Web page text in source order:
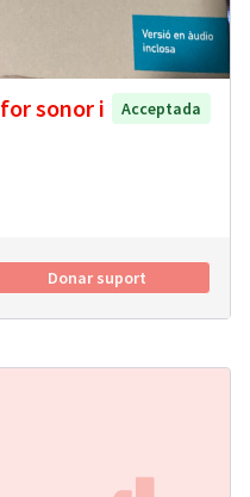
sonor i
Acceptada
Donar suport